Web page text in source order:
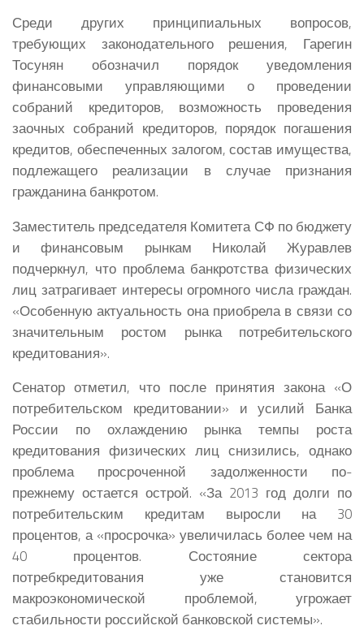
Среди других принципиальных вопросов,
требующих законодательного решения, Гарегин
Тосунян обозначил порядок уведомления
финансовыми управляющими о проведении
собраний кредиторов, возможность проведения
заочных собраний кредиторов, порядок погашения
кредитов, обеспеченных залогом, состав имущества,
подлежащего реализации в случае признания
гражданина банкротом.
Заместитель председателя Комитета СФ по бюджету
и финансовым рынкам Николай Журавлев
подчеркнул, что проблема банкротства физических
лиц затрагивает интересы огромного числа граждан.
«Особенную актуальность она приобрела в связи со
значительным ростом рынка потребительского
кредитования».
Сенатор отметил, что после принятия закона «О
потребительском кредитовании» и усилий Банка
России по охлаждению рынка темпы роста
кредитования физических лиц снизились, однако
проблема просроченной задолженности по-
прежнему остается острой. «За 2013 год долги по
потребительским кредитам выросли на 30
процентов, а «просрочка» увеличилась более чем на
40 процентов. Состояние сектора
потребкредитования уже становится
макроэкономической проблемой, угрожает
стабильности российской банковской системы».